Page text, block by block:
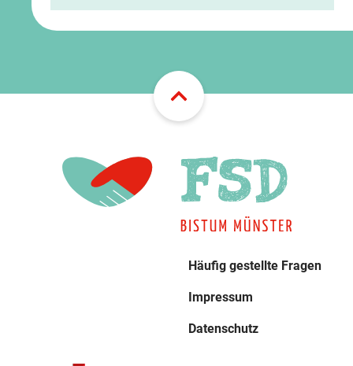
Häufig gestellte Fragen
Impressum
Datenschutz